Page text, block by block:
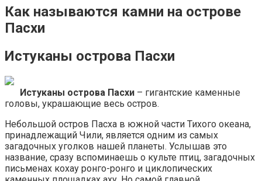
Как называются камни на острове
Пасхи
Истуканы острова Пасхи
Истуканы острова Пасхи – гигантские каменные
головы, украшающие весь остров.
Небольшой остров Пасха в южной части Тихого океана,
принадлежащий Чили, является одним из самых
загадочных уголков нашей планеты. Услышав это
название, сразу вспоминаешь о культе птиц, загадочных
письменах кохау ронго-ронго и циклопических